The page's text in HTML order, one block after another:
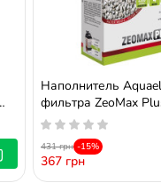
Наполнитель
фильтра ZeoMax
цеолит, 1 л.
431 грн -15%
367 грн